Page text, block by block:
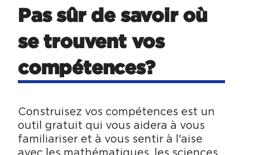
Pas sûr de savoir où
se trouvent vos
compétences?
Construisez vos compétences est un
outil gratuit qui vous aidera à vous
familiariser et à vous sentir à l'aise
avec les mathématiques, les sciences